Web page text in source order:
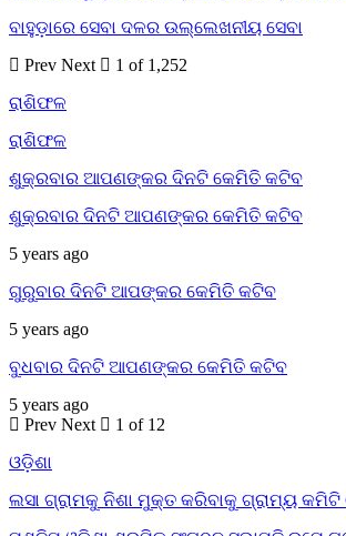
ବାହୁଡ଼ାରେ ସେବା ଦଳର ଉଲ୍ଲେଖନୀୟ ସେବା
Prev Next
1 of 1,252
ରାଶିଫଳ
ରାଶିଫଳ
ଶୁକ୍ରବାର ଆପଣଙ୍କର ଦିନଟି କେମିତି କଟିବ
ଶୁକ୍ରବାର ଦିନଟି ଆପଣଙ୍କର କେମିତି କଟିବ
5 years ago
ଗୁରୁବାର ଦିନଟି ଆପଙ୍କର କେମିତି କଟିବ
5 years ago
ବୁଧବାର ଦିନଟି ଆପଣଙ୍କର କେମିତି କଟିବ
5 years ago
Prev Next
1 of 12
ଓଡ଼ିଶା
ଲସା ଗ୍ରାମକୁ ନିଶା ମୁକ୍ତ କରିବାକୁ ଗ୍ରାମ୍ୟ କମିଟି